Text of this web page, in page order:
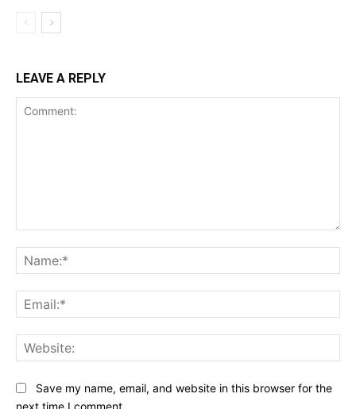
LEAVE A REPLY
Save my name, email, and website in this browser for the
next time I comment.